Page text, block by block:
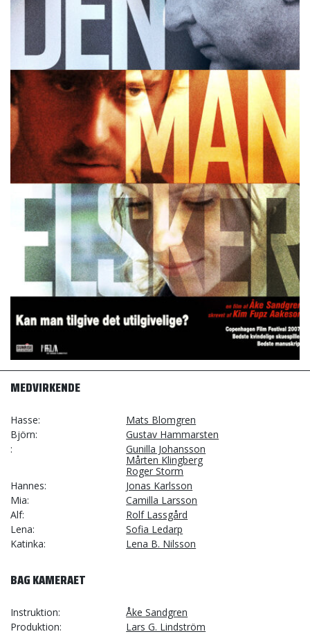
MEDVIRKENDE
Hasse
Mats Blomgren
Björn
Gustav Hammarsten
Gunilla Johansson
Mårten Klingberg
Roger Storm
Hannes
Jonas Karlsson
Mia
Camilla Larsson
Alf
Rolf Lassgård
Lena
Sofia Ledarp
Katinka
Lena B. Nilsson
BAG KAMERAET
Instruktion
Åke Sandgren
Produktion
Lars G. Lindström